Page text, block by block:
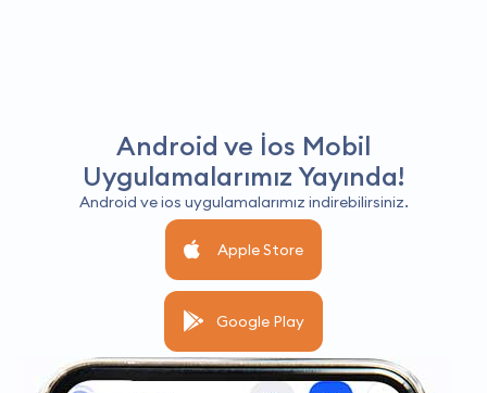
Android ve İos Mobil
Uygulamalarımız Yayında!
Android ve ios uygulamalarımız indirebilirsiniz.
Apple Store
Google Play